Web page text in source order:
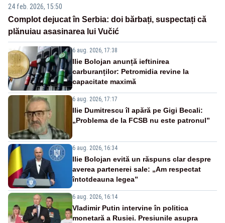
24 feb. 2026, 15:50
Complot dejucat în Serbia: doi bărbați, suspectați că
plănuiau asasinarea lui Vučić
6 aug. 2026, 17:38
Ilie Bolojan anunță ieftinirea
carburanților: Petromidia revine la
capacitate maximă
6 aug. 2026, 17:17
Ilie Dumitrescu îl apără pe Gigi Becali:
„Problema de la FCSB nu este patronul”
6 aug. 2026, 16:34
Ilie Bolojan evită un răspuns clar despre
averea partenerei sale: „Am respectat
întotdeauna legea”
6 aug. 2026, 16:14
Vladimir Putin intervine în politica
monetară a Rusiei. Presiunile asupra